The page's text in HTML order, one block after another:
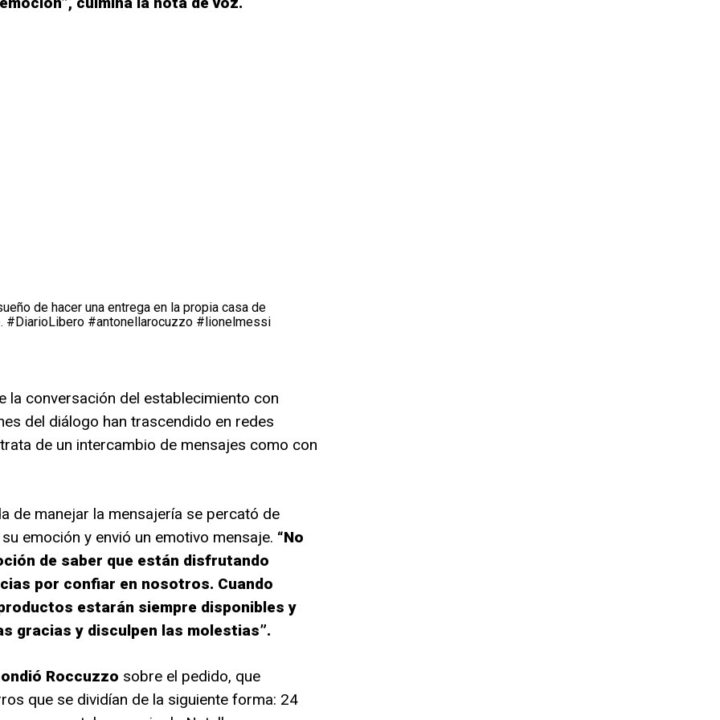
de hacer una entrega en la propia casa de
#DiarioLibero #antonellarocuzzo #lionelmessi
la conversación del establecimiento con
del diálogo han trascendido en redes
de un intercambio de mensajes como con
de manejar la mensajería se percató de
emoción y envió un emotivo mensaje. “No
de saber que están disfrutando
por confiar en nosotros. Cuando
estarán siempre disponibles y
gracias y disculpen las molestias”.
Roccuzzo sobre el pedido, que
que se dividían de la siguiente forma: 24